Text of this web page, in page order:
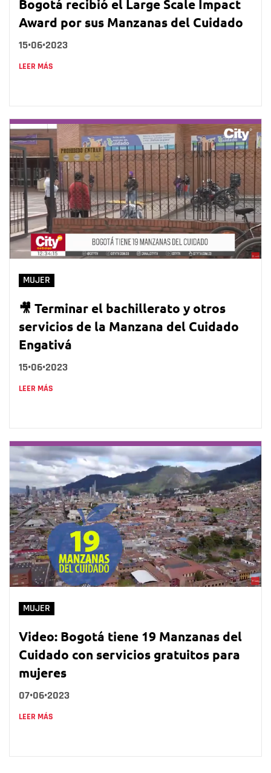
Bogotá recibió el Large Scale Impact
Award por sus Manzanas del Cuidado
15•06•2023
LEER MÁS
MUJER
🎥 Terminar el bachillerato y otros
servicios de la Manzana del Cuidado
Engativá
15•06•2023
LEER MÁS
MUJER
Video: Bogotá tiene 19 Manzanas del
Cuidado con servicios gratuitos para
mujeres
07•06•2023
LEER MÁS